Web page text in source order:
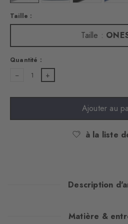
Taille :
Taille :
Quantité :
1
Ajouter au
à la liste
Description
Chaleur classique, chic moderne :
Matière &